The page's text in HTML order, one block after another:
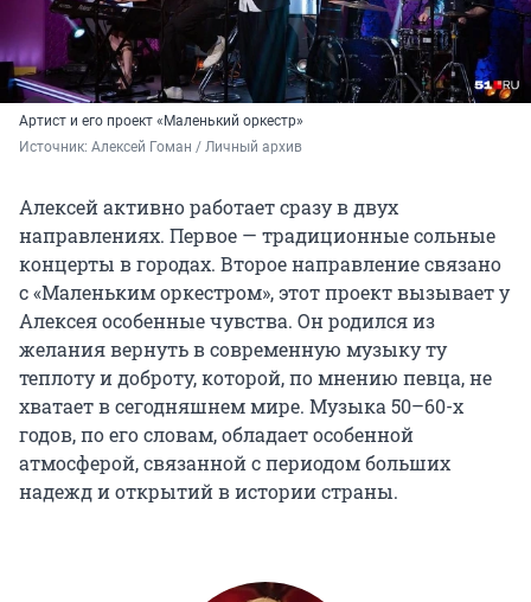
Артист и его проект «Маленький оркестр»
Источник: Алексей Гоман / Личный архив
Алексей активно работает сразу в двух
направлениях. Первое — традиционные сольные
концерты в городах. Второе направление связано
с «Маленьким оркестром», этот проект вызывает у
Алексея особенные чувства. Он родился из
желания вернуть в современную музыку ту
теплоту и доброту, которой, по мнению певца, не
хватает в сегодняшнем мире. Музыка 50–60-х
годов, по его словам, обладает особенной
атмосферой, связанной с периодом больших
надежд и открытий в истории страны.